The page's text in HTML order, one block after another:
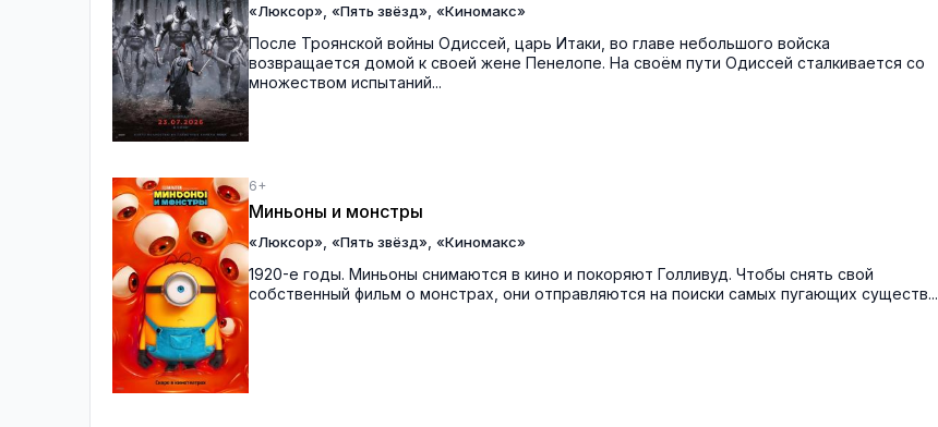
«Люксор» «Пять звёзд» «Киномакс»
После Троянской войны Одиссей, царь Итаки, во главе небольшого войска
возвращается домой к своей жене Пенелопе. На своём пути Одиссей сталкивается со
множеством испытаний...
6+
Миньоны и монстры
«Люксор» «Пять звёзд» «Киномакс»
1920-е годы. Миньоны снимаются в кино и покоряют Голливуд. Чтобы снять свой
собственный фильм о монстрах, они отправляются на поиски самых пугающих существ...